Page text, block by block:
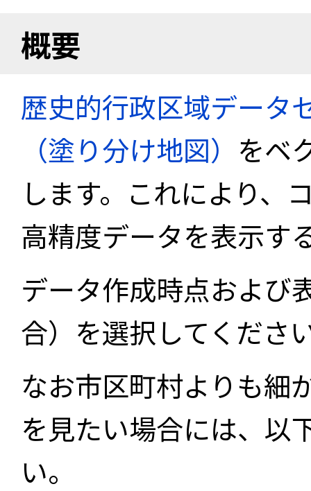
概要
歴史的行政区域データ
（塗り分け地図） をベ
します。これにより、
高精度データを表示す
データ作成時点および
合）を選択してくださ
なお市区町村よりも細
を見たい場合には、以
い。